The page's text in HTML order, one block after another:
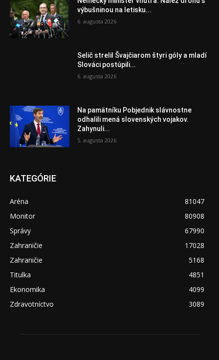
výbušninou na letisku...
6. augusta 2026
Selič strelil Švajčiarom štyri góly a mladí
Slováci postúpili...
6. augusta 2026
Na pamätníku Pobjednik slávnostne
odhalili mená slovenských vojakov.
Zahynuli...
5. augusta 2026
KATEGÓRIE
Aréna
81047
Monitor
80908
Správy
67990
Zahraničie
17028
Zahraničie
5168
Titulka
4851
Ekonomika
4099
Zdravotníctvo
3089